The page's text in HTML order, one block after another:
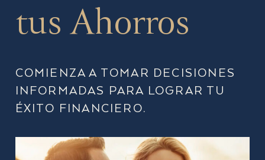
tus Ahorros
COMIENZA A TOMAR DECISIONES
INFORMADAS PARA LOGRAR TU
ÉXITO FINANCIERO.